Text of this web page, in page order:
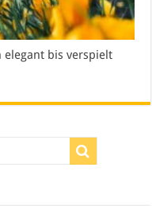
elegant bis verspielt